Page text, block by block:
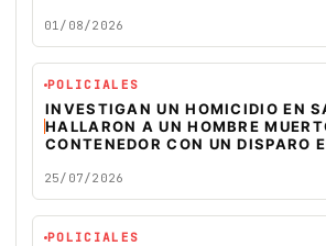
01/08/2026
POLICIALES
INVESTIGAN UN HOMICIDIO EN
HALLARON A UN HOMBRE
CONTENEDOR CON UN DISPARO
25/07/2026
POLICIALES